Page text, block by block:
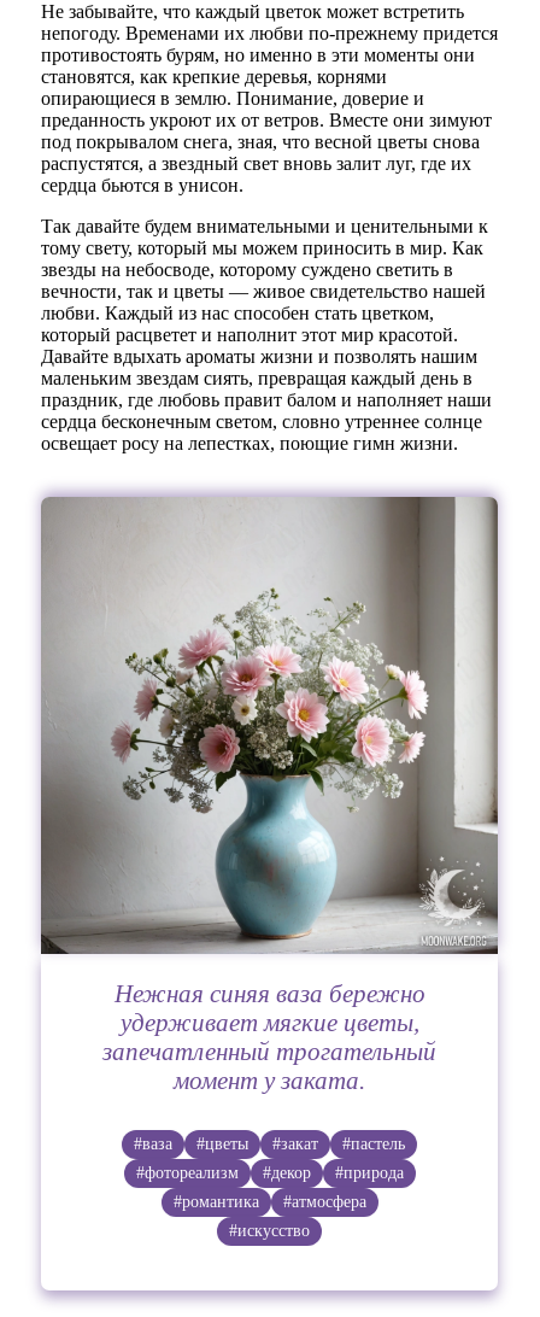
Не забывайте, что каждый цветок может встретить
непогоду. Временами их любви по-прежнему придется
противостоять бурям, но именно в эти моменты они
становятся, как крепкие деревья, корнями
опирающиеся в землю. Понимание, доверие и
преданность укроют их от ветров. Вместе они зимуют
под покрывалом снега, зная, что весной цветы снова
распустятся, а звездный свет вновь залит луг, где их
сердца бьются в унисон.
Так давайте будем внимательными и ценительными к
тому свету, который мы можем приносить в мир. Как
звезды на небосводе, которому суждено светить в
вечности, так и цветы — живое свидетельство нашей
любви. Каждый из нас способен стать цветком,
который расцветет и наполнит этот мир красотой.
Давайте вдыхать ароматы жизни и позволять нашим
маленьким звездам сиять, превращая каждый день в
праздник, где любовь правит балом и наполняет наши
сердца бесконечным светом, словно утреннее солнце
освещает росу на лепестках, поющие гимн жизни.
Нежная синяя ваза бережно
удерживает мягкие цветы,
запечатленный трогательный
момент у заката.
#ваза #цветы #закат
#пастель
#фотореализм
#декор
#природа
#романтика
#атмосфера
#искусство